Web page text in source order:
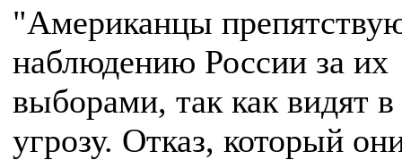
"Американцы
наблюдению России за их
выборами, так как видят в
угрозу. Отказ, который